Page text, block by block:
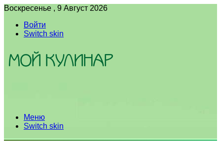
Воскресенье , 9 Август 2026
Войти
Switch skin
Меню
Switch skin